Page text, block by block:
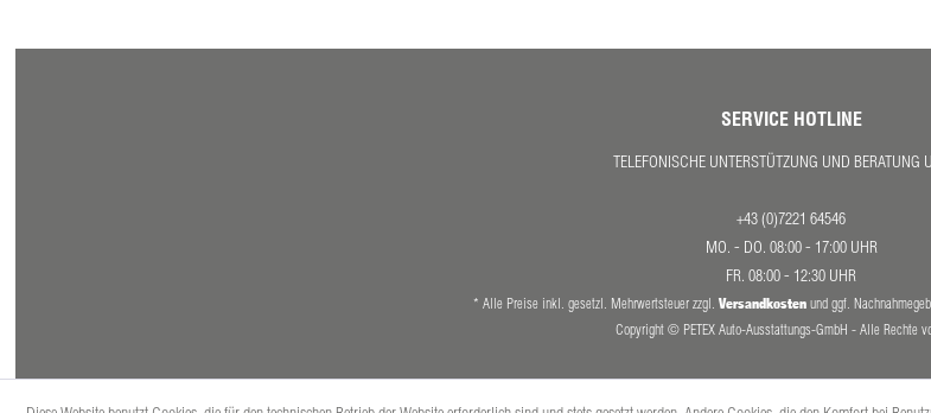
SERVICE HOTLINE
TELEFONISCHE UNTERSTÜTZUNG UND BERATUNG
+43 (0)7221 64546
MO. - DO. 08:00 - 17:00 UHR
FR. 08:00 - 12:30 UHR
* Alle Preise inkl. gesetzl. Mehrwertsteuer zzgl. Versandkosten und ggf.
Copyright © PETEX Auto-Ausstattungs-GmbH - Alle Rechte